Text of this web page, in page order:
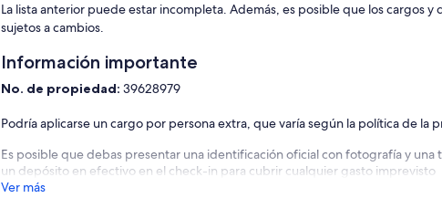
La lista anterior puede estar incompleta. Además, es posible que los cargos
sujetos a cambios.
Información importante
No. de propiedad:39628979
Podría aplicarse un cargo por persona extra, que varía según la política de la
Es posible que debas presentar una identificación oficial con fotografía y
un depósito en efectivo en el check-in para cubrir cualquier gasto imprevisto
Ver más